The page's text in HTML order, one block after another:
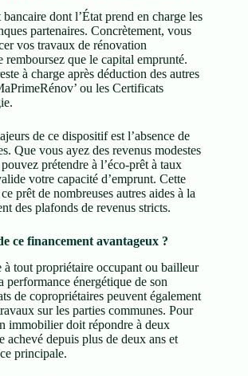
dont l’État prend en charge les
partenaires. Concrètement, vous
vos travaux de rénovation
remboursez que le capital emprunté.
à charge après déduction des autres
ou les Certificats
de ce dispositif est l’absence de
Que vous ayez des revenus modestes
prétendre à l’éco-prêt à taux
votre capacité d’emprunt. Cette
prêt de nombreuses autres aides à la
des plafonds de revenus stricts.
ce financement avantageux ?
à tout propriétaire occupant ou bailleur
performance énergétique de son
de copropriétaires peuvent également
sur les parties communes. Pour
immobilier doit répondre à deux
achevé depuis plus de deux ans et
principale.